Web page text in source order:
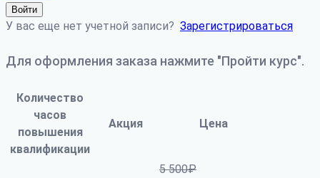
Войти
У вас еще нет учетной записи? Зарегистрироваться
Для оформления заказа нажмите "Пройти курс".
Количество
часов
повышения
квалификации
Акция Цена
5 500₽